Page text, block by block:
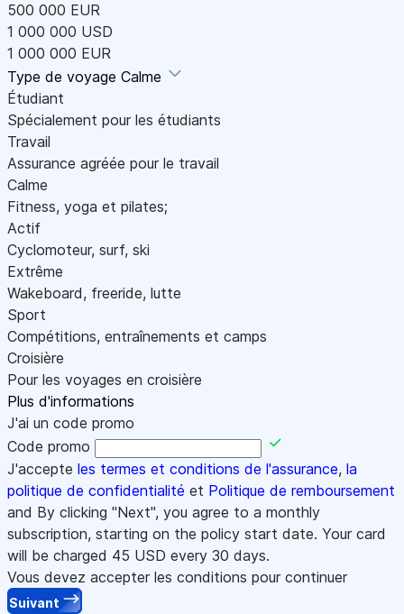
500 000 EUR
1 000 000 USD
1 000 000 EUR
Type de voyage Calme
Étudiant
Spécialement pour les étudiants
Travail
Assurance agréée pour le travail
Calme
Fitness, yoga et pilates;
Actif
Cyclomoteur, surf, ski
Extrême
Wakeboard, freeride, lutte
Sport
Compétitions, entraînements et camps
Croisière
Pour les voyages en croisière
Plus d'informations
J'ai un code promo
Code promo
J'accepte les termes et conditions de l'assurance, la
politique de confidentialité et Politique de remboursement
and By clicking "Next", you agree to a monthly
subscription, starting on the policy start date. Your card
will be charged 45 USD every 30 days.
Vous devez accepter les conditions pour continuer
Suivant